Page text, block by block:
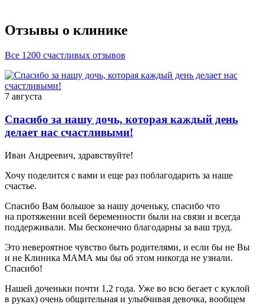
Отзывы о клинике
Все 1200 счастливых отзывов
7 августа
Спасибо за нашу дочь, которая каждый день
делает нас счастливыми!
Иван Андреевич, здравствуйте!
Хочу поделится с вами и еще раз поблагодарить за наше
счастье.
Спасибо Вам большое за нашу доченьку, спасибо что
на протяжении всей беременности были на связи и всегда
поддерживали. Мы бесконечно благодарны за ваш труд.
Это невероятное чувство быть родителями, и если бы не Вы
и не Клиника МАМА мы бы об этом никогда не узнали.
Спасибо!
Нашей доченьки почти 1,2 года. Уже во всю бегает с куклой
в руках) очень общительная и улыбчивая девочка, вообщем